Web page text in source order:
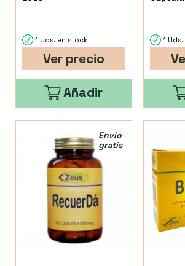
1 Uds. en stock
Ver precio
Añadir
1
Envío
gratis